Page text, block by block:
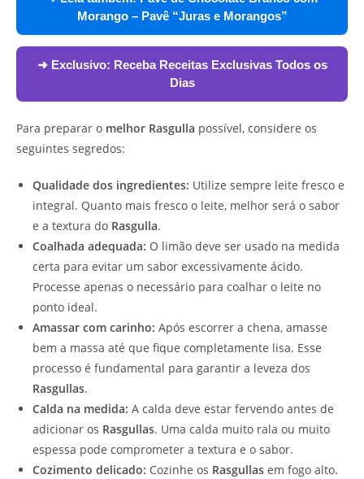
Morango – Pavê “Juras e Morangos”
➜ Exclusivo: Receba Receitas Exclusivas Todos os
Dias
Para preparar o melhor Rasgulla possível, considere os
seguintes segredos:
Qualidade dos ingredientes: Utilize sempre leite fresco e
integral. Quanto mais fresco o leite, melhor será o sabor
e a textura do Rasgulla.
Coalhada adequada: O limão deve ser usado na medida
certa para evitar um sabor excessivamente ácido.
Processe apenas o necessário para coalhar o leite no
ponto ideal.
Amassar com carinho: Após escorrer a chena, amasse
bem a massa até que fique completamente lisa. Esse
processo é fundamental para garantir a leveza dos
Rasgullas.
Calda na medida: A calda deve estar fervendo antes de
adicionar os Rasgullas. Uma calda muito rala ou muito
espessa pode comprometer a textura e o sabor.
Cozimento delicado: Cozinhe os Rasgullas em fogo alto.